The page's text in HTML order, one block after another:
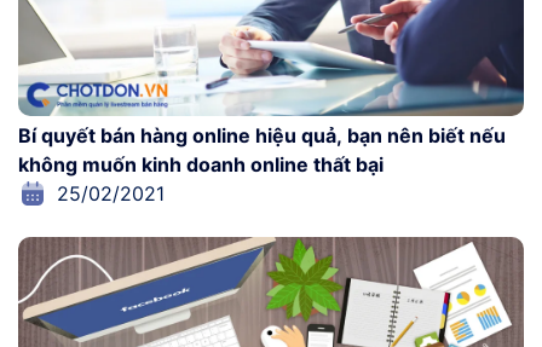
Bí quyết bán hàng online hiệu quả, bạn nên biết nếu
không muốn kinh doanh online thất bại
25/02/2021